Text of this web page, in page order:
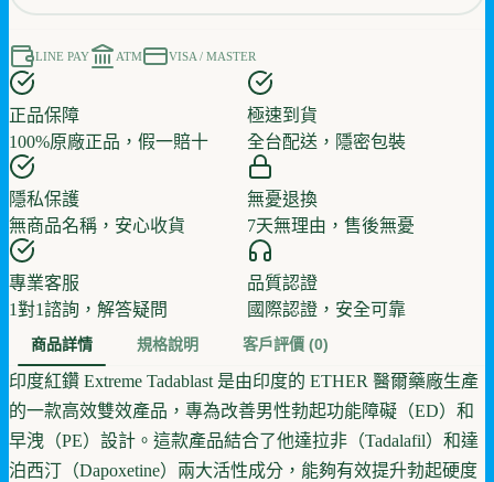
LINE PAY ATM VISA / MASTER
正品保障
100%原廠正品，假一賠十
極速到貨
全台配送，隱密包裝
隱私保護
無商品名稱，安心收貨
無憂退換
7天無理由，售後無憂
專業客服
1對1諮詢，解答疑問
品質認證
國際認證，安全可靠
商品詳情 規格說明 客戶評價 (0)
印度紅鑽 Extreme Tadablast 是由印度的 ETHER 醫爾藥廠生產
的一款高效雙效產品，專為改善男性勃起功能障礙（ED）和
早洩（PE）設計。這款產品結合了他達拉非（Tadalafil）和達
泊西汀（Dapoxetine）兩大活性成分，能夠有效提升勃起硬度